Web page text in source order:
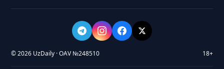
© 2026 UzDaily · OAV №248510 18+